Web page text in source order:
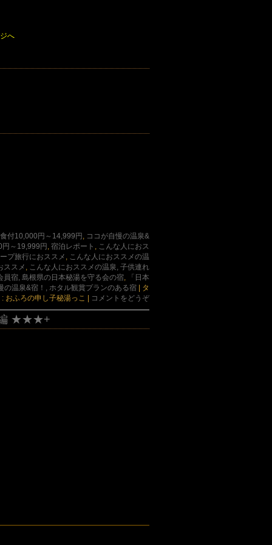
へ
付10,000円～14,999円 , ココが自慢の温泉&
～19,999円 , 宿泊レポート , こんな人におス
プ旅行におススメ , こんな人におススメの温
ススメ , こんな人におススメの温泉, 子供連れ
員宿, 島根県の日本秘湯を守る会の宿,
「日本
の温泉&宿！, ホタル観賞プランのある宿
タ
おふろの申し子秘湯っこ コメントをどうぞ
編 ★★★+